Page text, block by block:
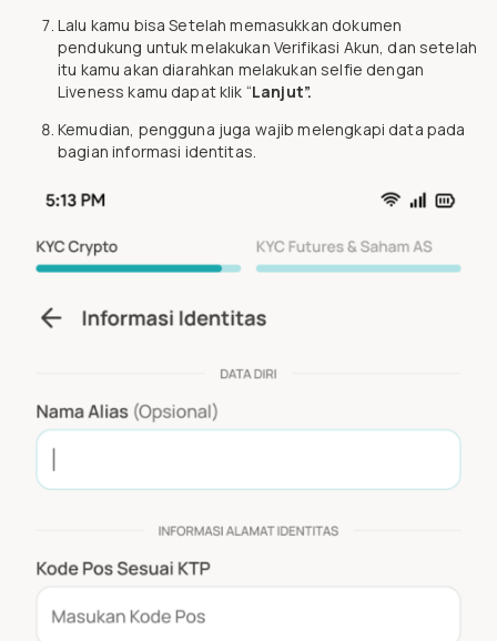
Lalu kamu bisa Setelah memasukkan dokumen
pendukung untuk melakukan Verifikasi Akun, dan setelah
itu kamu akan diarahkan melakukan selfie dengan
Liveness kamu dapat klik “Lanjut”.
Kemudian, pengguna juga wajib melengkapi data pada
bagian informasi identitas.